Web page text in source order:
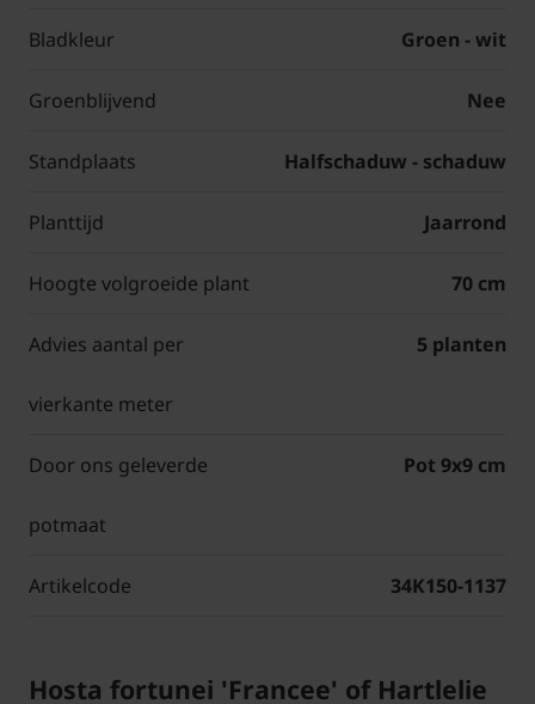
Bladkleur Groen - wit
Groenblijvend Nee
Standplaats Halfschaduw - schaduw
Planttijd Jaarrond
Hoogte volgroeide plant 70 cm
Advies aantal per
vierkante meter
5 planten
Door ons geleverde
potmaat
Pot 9x9 cm
Artikelcode 34K150-1137
Hosta fortunei 'Francee' of Hartlelie